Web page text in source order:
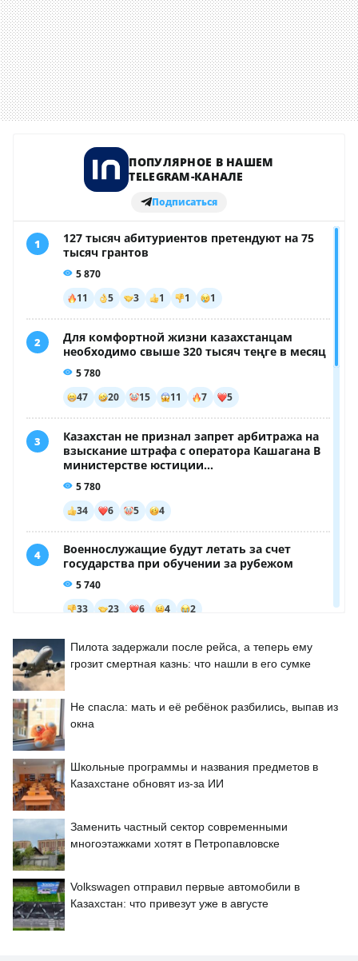
Пилота задержали после рейса, а теперь ему
грозит смертная казнь: что нашли в его сумке
Не спасла: мать и её ребёнок разбились, выпав из
окна
Школьные программы и названия предметов в
Казахстане обновят из-за ИИ
Заменить частный сектор современными
многоэтажками хотят в Петропавловске
Volkswagen отправил первые автомобили в
Казахстан: что привезут уже в августе